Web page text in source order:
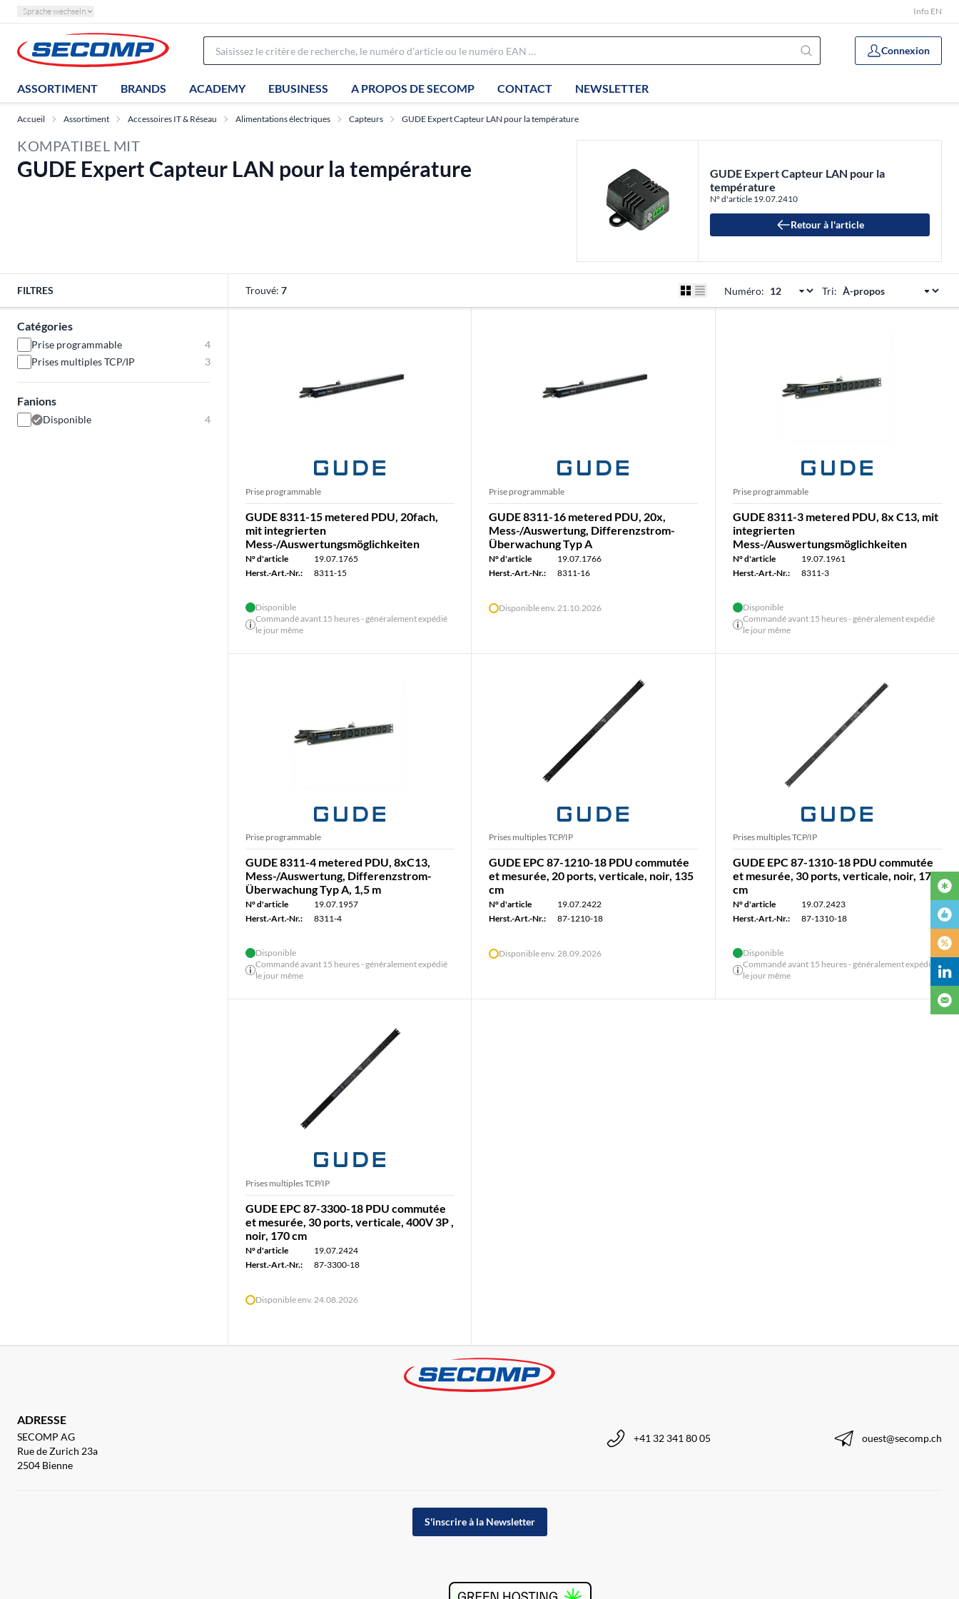
Sprache wechseln Info EN
Connexion
ASSORTIMENT BRANDS ACADEMY EBUSINESS A PROPOS DE SECOMP CONTACT NEWSLETTER
Accueil Assortiment Accessoires IT & Réseau Alimentations électriques Capteurs GUDE Expert Capteur LAN pour la température
KOMPATIBEL MIT
GUDE Expert Capteur LAN pour la température
GUDE Expert Capteur LAN pour la
température
N° d'article 19.07.2410
Retour à l'article
FILTRES
Catégories
Prise programmable
4
Prises multiples TCP/IP
3
Fanions
Disponible 4
Trouvé: 7 Numéro: Tri:
Prise programmable
GUDE 8311-15 metered PDU, 20fach,
mit integrierten
Mess-/Auswertungsmöglichkeiten
N° d'article
19.07.1765
Herst.-Art.-Nr.:
8311-15
Disponible
Commandé avant 15 heures - généralement expédié
le jour même
Prise programmable
GUDE 8311-16 metered PDU, 20x,
Mess-/Auswertung, Differenzstrom-
Überwachung Typ A
N° d'article
19.07.1766
Herst.-Art.-Nr.:
8311-16
Disponible env. 21.10.2026
Prise programmable
GUDE 8311-3 metered PDU, 8x C13, mit
integrierten
Mess-/Auswertungsmöglichkeiten
N° d'article
19.07.1961
Herst.-Art.-Nr.:
8311-3
Disponible
Commandé avant 15 heures - généralement expédié
le jour même
Prise programmable
GUDE 8311-4 metered PDU, 8xC13,
Mess-/Auswertung, Differenzstrom-
Überwachung Typ A, 1,5 m
N° d'article
19.07.1957
Herst.-Art.-Nr.:
8311-4
Disponible
Commandé avant 15 heures - généralement expédié
le jour même
Prises multiples TCP/IP
GUDE EPC 87-1210-18 PDU commutée
et mesurée, 20 ports, verticale, noir, 135
cm
N° d'article
19.07.2422
Herst.-Art.-Nr.:
87-1210-18
Disponible env. 28.09.2026
Prises multiples TCP/IP
GUDE EPC 87-1310-18 PDU commutée
et mesurée, 30 ports, verticale, noir, 170
cm
N° d'article
19.07.2423
Herst.-Art.-Nr.:
87-1310-18
Disponible
Commandé avant 15 heures - généralement expédié
le jour même
Prises multiples TCP/IP
GUDE EPC 87-3300-18 PDU commutée
et mesurée, 30 ports, verticale, 400V 3P ,
noir, 170 cm
N° d'article
19.07.2424
Herst.-Art.-Nr.:
87-3300-18
Disponible env. 24.08.2026
ADRESSE
SECOMP AG
Rue de Zurich 23a
2504 Bienne
+41 32 341 80 05 ouest@secomp.ch
S'inscrire à la Newsletter